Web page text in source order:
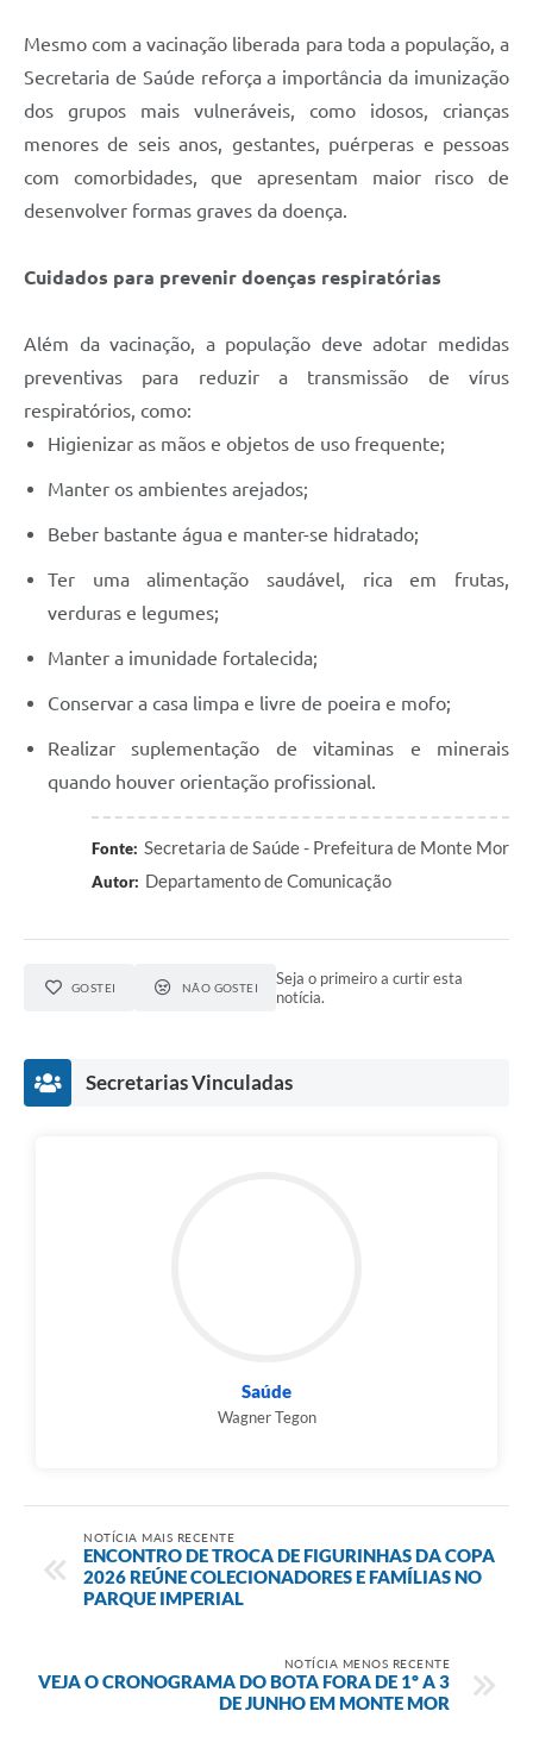
Mesmo com a vacinação liberada para toda a população, a
Secretaria de Saúde reforça a importância da imunização
dos grupos mais vulneráveis, como idosos, crianças
menores de seis anos, gestantes, puérperas e pessoas
com comorbidades, que apresentam maior risco de
desenvolver formas graves da doença.
Cuidados para prevenir doenças respiratórias
Além da vacinação, a população deve adotar medidas
preventivas para reduzir a transmissão de vírus
respiratórios, como:
Higienizar as mãos e objetos de uso frequente;
Manter os ambientes arejados;
Beber bastante água e manter-se hidratado;
Ter uma alimentação saudável, rica em frutas,
verduras e legumes;
Manter a imunidade fortalecida;
Conservar a casa limpa e livre de poeira e mofo;
Realizar suplementação de vitaminas e minerais
quando houver orientação profissional.
Fonte: Secretaria de Saúde - Prefeitura de Monte Mor
Autor: Departamento de Comunicação
GOSTEI NÃO GOSTEI
Seja o primeiro a curtir esta
notícia.
Secretarias Vinculadas
Saúde
Wagner Tegon
NOTÍCIA MAIS RECENTE
ENCONTRO DE TROCA DE FIGURINHAS DA COPA
2026 REÚNE COLECIONADORES E FAMÍLIAS NO
PARQUE IMPERIAL
NOTÍCIA MENOS RECENTE
VEJA O CRONOGRAMA DO BOTA FORA DE 1º A 3
DE JUNHO EM MONTE MOR